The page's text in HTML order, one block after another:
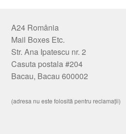
A24 România
Mail Boxes Etc.
Str. Ana Ipatescu nr. 2
Casuta postala #204
Bacau, Bacau 600002
(adresa nu este folosită pentru reclamații)